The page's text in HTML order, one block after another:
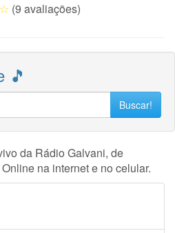
(9 avaliações)
🎵
Buscar!
da Rádio Galvani, de
na internet e no celular.